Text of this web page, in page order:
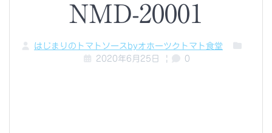
NMD-20001
はじまりのトマトソースbyオホーツクトマト食堂
2020年6月25日
| 0